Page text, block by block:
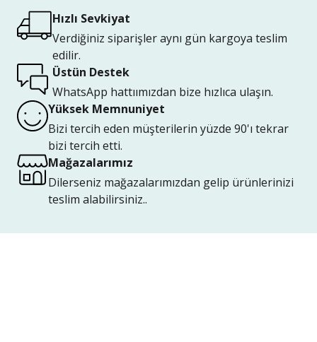
Hızlı Sevkiyat
Verdiğiniz siparişler aynı gün kargoya teslim
edilir.
Üstün Destek
WhatsApp hattıımızdan bize hızlıca ulaşın.
Yüksek Memnuniyet
Bizi tercih eden müşterilerin yüzde 90'ı tekrar
bizi tercih etti.
Mağazalarımız
Dilerseniz mağazalarımızdan gelip ürünlerinizi
teslim alabilirsiniz..